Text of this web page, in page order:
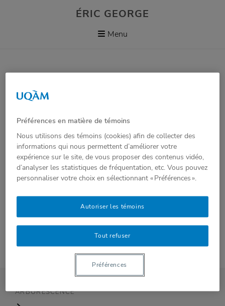
ÉRIC GEORGE
Menu
Professeur titulaire à l’École des médias de la
Faculté de communication de l’Université du
Québec à Montréal (UQAM)
Directeur du Centre de recherche interuniversitaire
sur la communication, l’information et la société
(CRICIS)
Membre du Collège des nouveaux chercheurs et
créateurs en Arts et Sciences de la Société Royale
du Canada
ARBORESCENCE
Préférences en matière de témoins
Nous utilisons des témoins (cookies) afin de collecter des
informations qui nous permettent d’améliorer votre
expérience sur le site, de vous proposer des contenus vidéo,
d’analyser les statistiques de fréquentation, etc. Vous pouvez
personnaliser votre choix en sélectionnant « Préférences ».
Tout refuser
Autoriser les témoins
Préférences